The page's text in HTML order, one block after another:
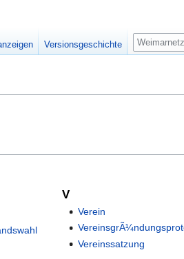
V
Verein
Vereinssatzung
Versionsgeschichte
Suche